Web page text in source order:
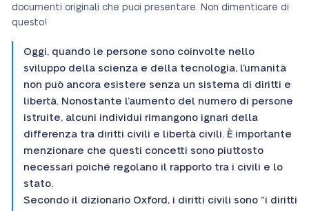
documenti originali che puoi presentare. Non dimenticare di
questo!
Oggi, quando le persone sono coinvolte nello
sviluppo della scienza e della tecnologia, l’umanità
non può ancora esistere senza un sistema di diritti e
libertà. Nonostante l’aumento del numero di persone
istruite, alcuni individui rimangono ignari della
differenza tra diritti civili e libertà civili. È importante
menzionare che questi concetti sono piuttosto
necessari poiché regolano il rapporto tra i civili e lo
stato.
Secondo il dizionario Oxford, i diritti civili sono “i diritti